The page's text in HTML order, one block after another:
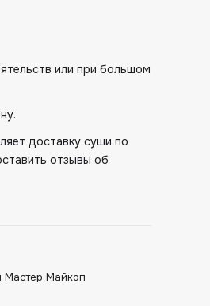
или при большом
доставку суши по
отзывы об
Мастер Майкоп